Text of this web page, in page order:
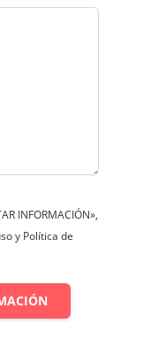
INFORMACIÓN»,
y Política de